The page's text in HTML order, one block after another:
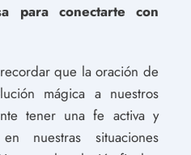
para conectarte con
que la oración de
mágica a nuestros
tener una fe activa y
nuestras situaciones